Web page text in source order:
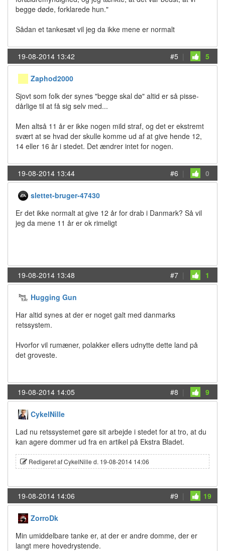
begge døde, forklarede hun."
Sådan et tankesæt vil jeg da ikke mene er normalt
19-08-2014 13:42 #5 | 5
Zaphod2000
Sjovt som folk der synes "begge skal dø" altid er så pisse-
dårlige til at få sig selv med...
Men altså 11 år er ikke nogen mild straf, og det er ekstremt
svært at se hvad der skulle komme ud af at give hende 12,
14 eller 16 år i stedet. Det ændrer intet for nogen.
19-08-2014 13:44 #6 | 0
slettet-bruger-47430
Er det ikke normalt at give 12 år for drab i Danmark? Så vil
jeg da mene 11 år er ok rimeligt
19-08-2014 13:48 #7 | 1
Hugging Gun
Har altid synes at der er noget galt med danmarks
retssystem.
Hvorfor vil rumæner, polakker ellers udnytte dette land på
det groveste.
19-08-2014 14:05 #8 | 9
CykelNille
Lad nu retssystemet gøre sit arbejde i stedet for at tro, at du
kan agere dommer ud fra en artikel på Ekstra Bladet.
Redigeret af CykelNille d. 19-08-2014 14:06
19-08-2014 14:06 #9 | 19
ZorroDk
Min umiddelbare tanke er, at der er andre domme, der er
langt mere hovedrystende.